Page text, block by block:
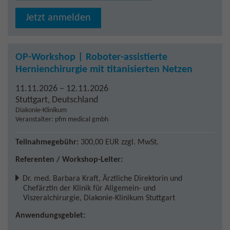
Jetzt anmelden
OP-Workshop | Roboter-assistierte
Hernienchirurgie mit titanisierten Netzen
11.11.2026 – 12.11.2026
Stuttgart, Deutschland
Diakonie-Klinikum
Veranstalter: pfm medical gmbh
Teilnahmegebühr: 300,00 EUR zzgl. MwSt.
Referenten / Workshop-Leiter:
Dr. med. Barbara Kraft, Ärztliche Direktorin und
Chefärztin der Klinik für Allgemein- und
Viszeralchirurgie, Diakonie-Klinikum Stuttgart
Anwendungsgebiet: